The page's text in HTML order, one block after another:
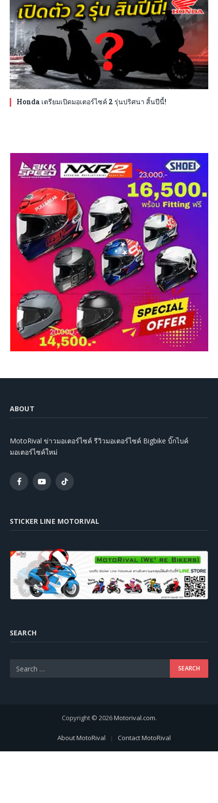
Honda เตรียมเปิดมอเตอร์ไซค์ 2 รุ่นปริศนา สิ้นปีนี้!
ABOUT
MotoRival ข่าวมอเตอร์ไซค์ รีวิวมอเตอร์ไซค์ Bigbike บิ๊กไบค์
มอเตอร์ไซค์ใหม่
FacebookYouTubeTikTok
STICKER LINE MOTORIVAL
SEARCH
Copyright © 2026Motorival.com.
About MotoRival Contact MotoRival